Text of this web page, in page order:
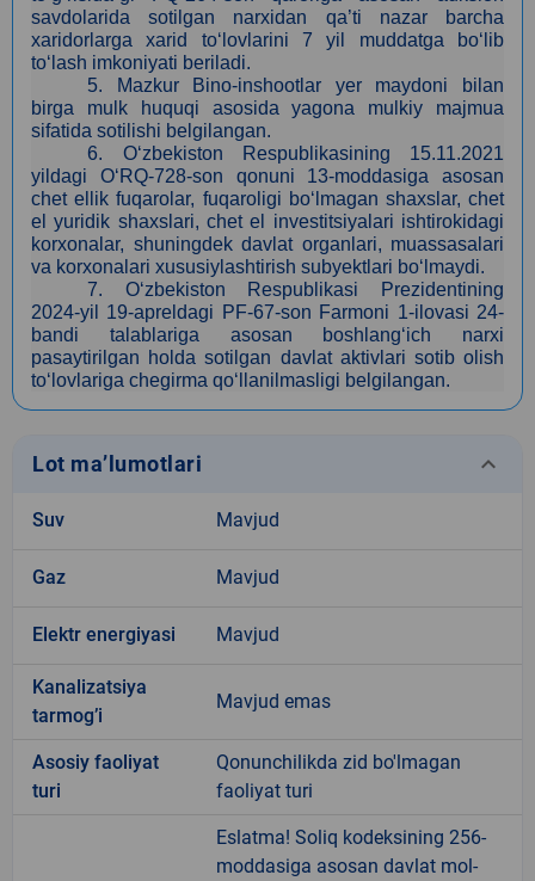
savdolarida sotilgan narxidan qa’ti nazar barcha
xaridorlarga xarid to‘lovlarini 7 yil muddatga bo‘lib
to‘lash imkoniyati beriladi.
5. Mazkur Bino-inshootlar yer maydoni bilan
birga mulk
huquqi asosida yagona mulkiy majmua
sifatida sotilishi belgilangan.
6. O‘zbekiston Respublikasining 15.11.2021
yildagi O‘RQ-728-son qonuni 13-moddasiga asosan
сhet ellik fuqarolar, fuqaroligi bo‘lmagan shaxslar, chet
el yuridik shaxslari, chet el investitsiyalari ishtirokidagi
korxonalar, shuningdek davlat organlari, muassasalari
va korxonalari xususiylashtirish subyektlari bo‘lmaydi.
7. O‘zbekiston Respublikasi Prezidentining
2024-yil 19-apreldagi PF-67-son Farmoni 1-ilovasi 24-
bandi talablariga asosan boshlang‘ich narxi
pasaytirilgan holda sotilgan davlat aktivlari sotib olish
to‘lovlariga chegirma qo‘llanilmasligi belgilangan.
Lot ma’lumotlari keyboard_arrow_down
Suv Mavjud
Gaz Mavjud
Elektr energiyasi Mavjud
Kanalizatsiya
tarmogʼi
Mavjud emas
Аsosiy faoliyat
turi
Qonunchilikda zid bo'lmagan
faoliyat turi
Eslatma! Soliq kodeksining 256-
moddasiga asosan davlat mol-